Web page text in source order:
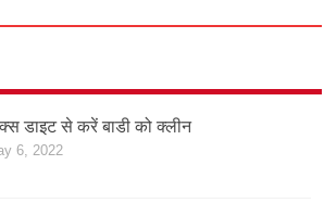
डाइट से करें बाडी को क्लीन
6, 2022